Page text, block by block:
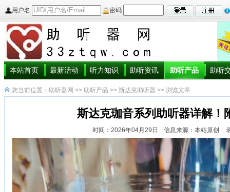
用户名 密码
本站首页 最新活动 听力知识 助听资讯 助听产品 助听
您当前位置： 助听器网 >> 助听产品 >> 斯达克助听器 >> 浏览文章
斯达克珈音系列助听器详解！
时间：2026年04月29日 信息来源：本站原创